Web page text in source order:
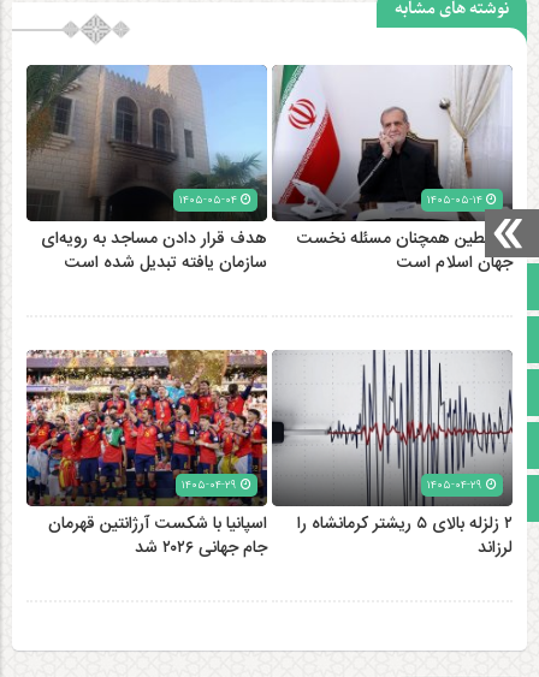
آپارات
اینستاگرام
مجوز سایت
نوشته های مشابه
۱۴۰۵-۰۵-۱۴
فلسطین همچنان مسئله نخست
جهان اسلام است
هدف قرار دادن مساجد به رویه‌ای
سازمان‌ یافته تبدیل شده است
۲ زلزله‌ بالای ۵ ریشتر کرمانشاه را
لرزاند
اسپانیا با شکست آرژانتین قهرمان
جام جهانی ۲۰۲۶ شد